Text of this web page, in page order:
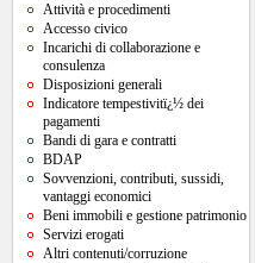
Attività e procedimenti
Accesso civico
Incarichi di collaborazione e
consulenza
Disposizioni generali
Indicatore tempestivitï¿½ dei
pagamenti
Bandi di gara e contratti
BDAP
Sovvenzioni, contributi, sussidi,
vantaggi economici
Beni immobili e gestione patrimonio
Servizi erogati
Altri contenuti/corruzione